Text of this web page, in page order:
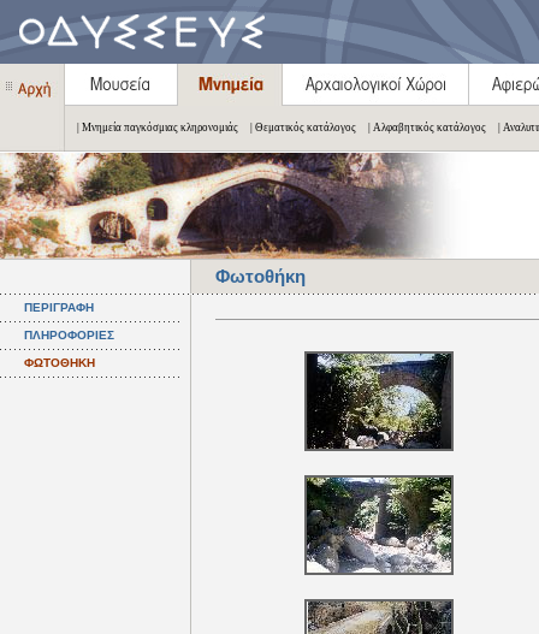
| Μνημεία παγκόσμιας κληρονομιάς | Θεματικός κατάλογος | Αλφαβητικός κατάλογος |
Φωτοθήκη
ΠΕΡΙΓΡΑΦΗ
ΠΛΗΡΟΦΟΡΙΕΣ
ΦΩΤΟΘΗΚΗ